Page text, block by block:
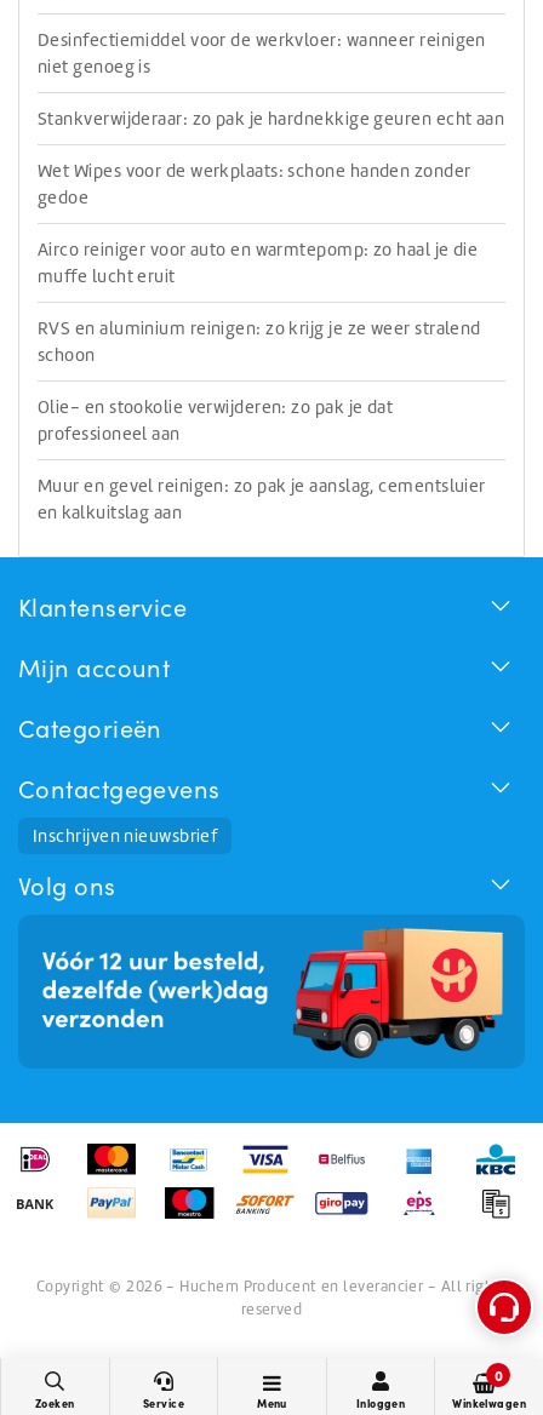
Zoeken Service Menu Inloggen
0
Winkelwagen
Desinfectiemiddel voor de werkvloer: wanneer reinigen
niet genoeg is
Stankverwijderaar: zo pak je hardnekkige geuren echt aan
Wet Wipes voor de werkplaats: schone handen zonder
gedoe
Airco reiniger voor auto en warmtepomp: zo haal je die
muffe lucht eruit
RVS en aluminium reinigen: zo krijg je ze weer stralend
schoon
Olie- en stookolie verwijderen: zo pak je dat
professioneel aan
Muur en gevel reinigen: zo pak je aanslag, cementsluier
en kalkuitslag aan
Klantenservice
Mijn account
Categorieën
Contactgegevens
Inschrijven nieuwsbrief
Volg ons
Copyright © 2026 - Huchem Producent en leverancier - All rights
reserved